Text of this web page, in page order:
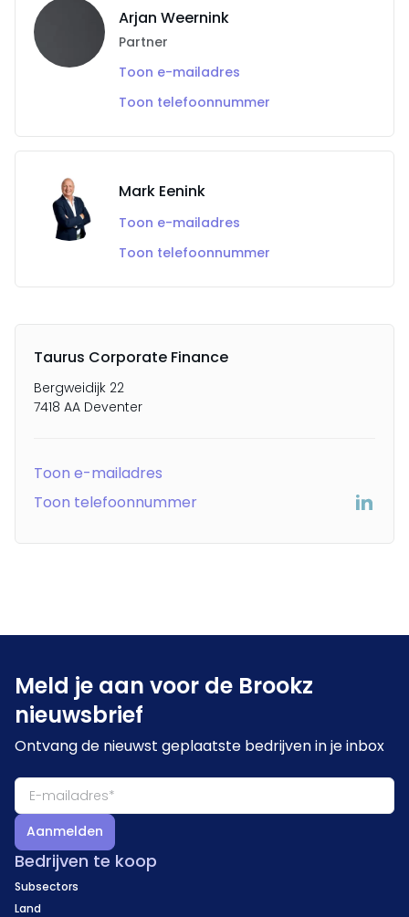
Arjan Weernink
Partner
Toon e-mailadres
Toon telefoonnummer
Mark Eenink
Toon e-mailadres
Toon telefoonnummer
Taurus Corporate Finance
Bergweidijk 22
7418 AA Deventer
Toon e-mailadres
Toon telefoonnummer
Meld je aan voor de Brookz
nieuwsbrief
Ontvang de nieuwst geplaatste bedrijven in je inbox
Aanmelden
Bedrijven te koop
Subsectors
Land